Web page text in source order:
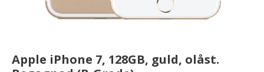
Apple iPhone 7, 128GB, guld, olåst.